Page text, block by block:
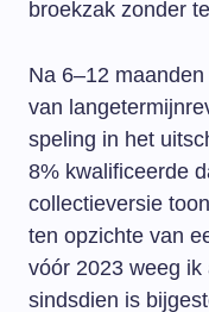
broekzak zonder
Na 6–12
van
speling in het
8% kwalificeerde
collectieversie
ten opzichte van
vóór 2023 weeg
sindsdien is